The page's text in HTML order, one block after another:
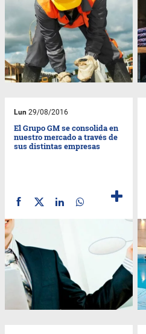
Lun 29/08/2016
El Grupo GM se consolida en
nuestro mercado a través de
sus distintas empresas